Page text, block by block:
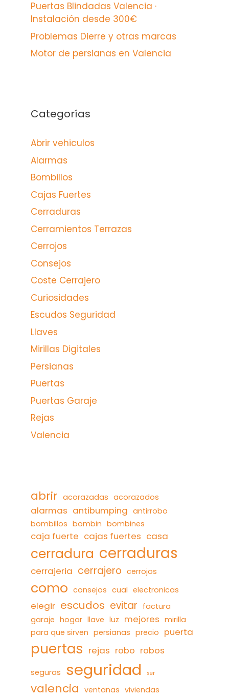
Puertas Blindadas Valencia ·
Instalación desde 300€
Problemas Dierre y otras marcas
Motor de persianas en Valencia
Categorías
Abrir vehiculos
Alarmas
Bombillos
Cajas Fuertes
Cerraduras
Cerramientos Terrazas
Cerrojos
Consejos
Coste Cerrajero
Curiosidades
Escudos Seguridad
Llaves
Mirillas Digitales
Persianas
Puertas
Puertas Garaje
Rejas
Valencia
abrir acorazadas acorazados
alarmas antibumping antirrobo
bombillos bombin bombines
caja fuerte cajas fuertes casa
cerradura cerraduras
cerrajeria cerrajero cerrojos
como consejos cual electronicas
elegir escudos evitar factura
garaje hogar llave luz mejores mirilla
para que sirven persianas precio puerta
puertas rejas robo robos
seguras seguridad ser
valencia ventanas viviendas